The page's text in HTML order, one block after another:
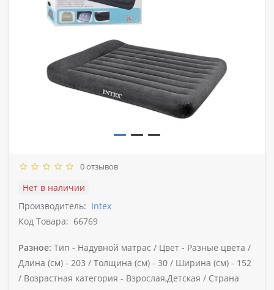
0 отзывов
Нет в наличии
Производитель: Intex
Код Товара: 66769
Разное: Тип - Надувной матрас / Цвет - Разные цвета /
Длина (см) - 203 / Толщина (см) - 30 / Ширина (см) - 152
/ Возрастная категория - Взрослая,Детская / Страна